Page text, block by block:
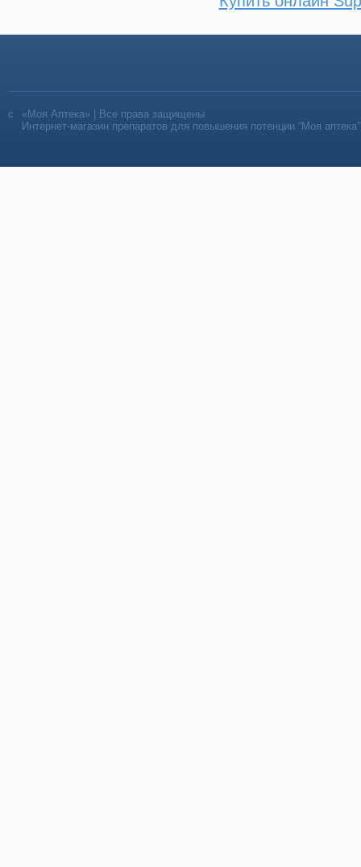
«Моя Аптека» | Все права защищены
Интернет-магазин препаратов для повышения потенции “Моя